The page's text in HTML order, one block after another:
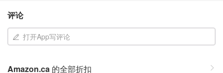
评论
打开App写评论
Amazon.ca 的全部折扣